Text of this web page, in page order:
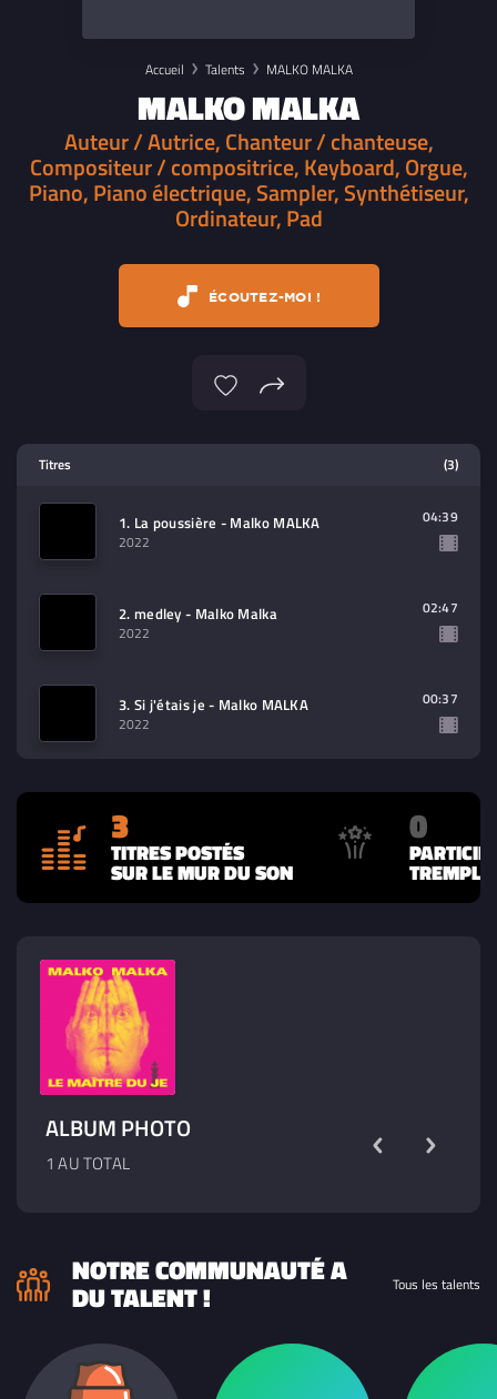
Accueil Talents MALKO MALKA
MALKO MALKA
Auteur / Autrice, Chanteur / chanteuse,
Compositeur / compositrice, Keyboard, Orgue,
Piano, Piano électrique, Sampler, Synthétiseur,
Ordinateur, Pad
ÉCOUTEZ-MOI !
contenu à lire (audio/video)
Titres (3)
1. La poussière - Malko MALKA
2022
04:39
2. medley - Malko Malka
2022
02:47
3. Si j'étais je - Malko MALKA
2022
00:37
3
TITRES POSTÉS
SUR LE MUR DU SON
0
ALBUM PHOTO
1 AU TOTAL
NOTRE COMMUNAUTÉ A
DU TALENT ! Tous les talents